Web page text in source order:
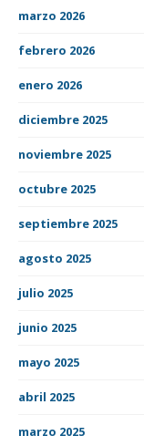
marzo 2026
febrero 2026
enero 2026
diciembre 2025
noviembre 2025
octubre 2025
septiembre 2025
agosto 2025
julio 2025
junio 2025
mayo 2025
abril 2025
marzo 2025